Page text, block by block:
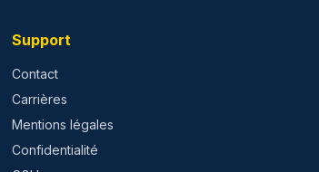
Support
Contact
Carrières
Mentions légales
Confidentialité